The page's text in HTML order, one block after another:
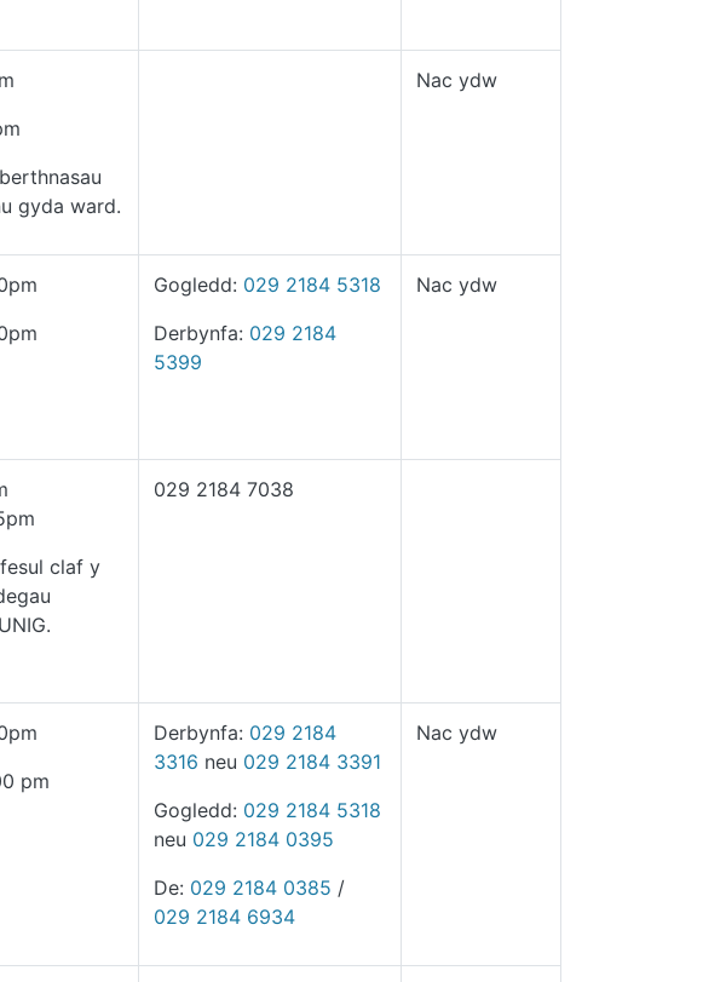
gyda ward.
Nac ydw
Gogledd: 029 2184 5318
Derbynfa: 029 2184
5399
Nac ydw
claf y
029 2184 7038
pm
Derbynfa: 029 2184
3316 neu 029 2184 3391
Gogledd: 029 2184 5318
neu 029 2184 0395
De: 029 2184 0385 /
029 2184 6934
Nac ydw